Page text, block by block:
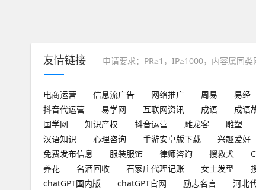
友情链接 申请要求：PR≥1，IP≥1000，内容属同类
电商运营 信息流广告 网络推广 周易 易经
抖音代运营
易学网 互联网资讯 成语 成语
国学网
知识产权 抖音运营 雕龙客 雕塑
汉语知识
心理咨询 手游安卓版下载 兴趣爱好
免费发布信息
服装服饰 律师咨询 搜救犬
养花
名酒回收 石家庄代理记账 女士发型
chatGPT国内版
chatGPT官网 励志名言 河北